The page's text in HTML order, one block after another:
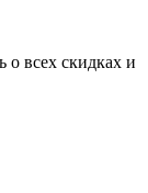
о всех скидках и